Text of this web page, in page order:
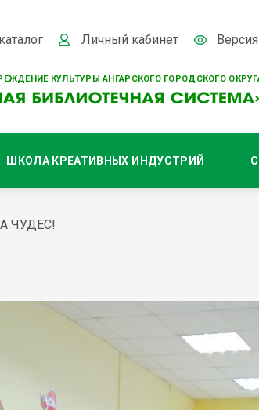
КУЛЬТУРЫ АНГАРСКОГО ГОРОДСКОГО
Личный кабинет
ШКОЛА КРЕАТИВНЫХ ИНДУСТРИЙ
ЧУДЕС!